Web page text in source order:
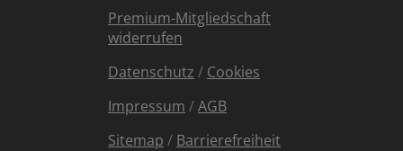
Premium-Mitgliedschaft
widerrufen
Datenschutz / Cookies
Impressum /AGB
Sitemap / Barrierefreiheit